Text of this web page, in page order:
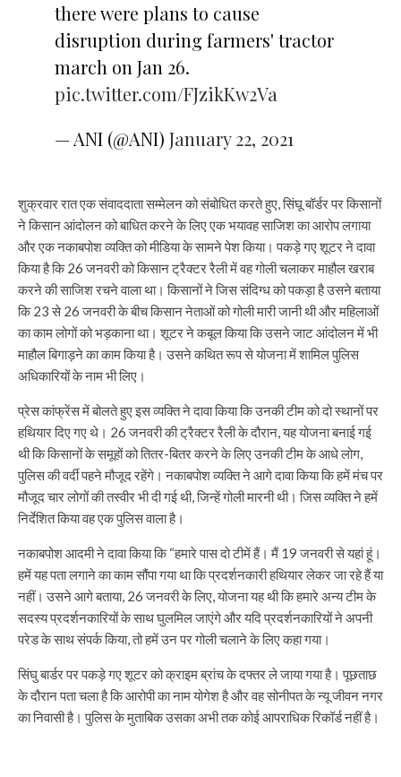
there were plans to cause
disruption during farmers' tractor
march on Jan 26.
pic.twitter.com/FJzikKw2Va
— ANI (@ANI) January 22, 2021
शुक्रवार रात एक संवाददाता सम्मेलन को संबोधित करते हुए, सिंघू बॉर्डर पर किसानों
ने किसान आंदोलन को बाधित करने के लिए एक भयावह साजिश का आरोप लगाया
और एक नकाबपोश व्यक्ति को मीडिया के सामने पेश किया। पकड़े गए शूटर ने दावा
किया है कि 26 जनवरी को किसान ट्रैक्टर रैली में वह गोली चलाकर माहौल खराब
करने की साजिश रचने वाला था। किसानों ने जिस संदिग्ध को पकड़ा है उसने बताया
कि 23 से 26 जनवरी के बीच किसान नेताओं को गोली मारी जानी थी और महिलाओं
का काम लोगों को भड़काना था। शूटर ने कबूल किया कि उसने जाट आंदोलन में भी
माहौल बिगाड़ने का काम किया है। उसने कथित रूप से योजना में शामिल पुलिस
अधिकारियों के नाम भी लिए।
प्रेस कांफ्रेंस में बोलते हुए इस व्यक्ति ने दावा किया कि उनकी टीम को दो स्थानों पर
हथियार दिए गए थे। 26 जनवरी की ट्रैक्टर रैली के दौरान, यह योजना बनाई गई
थी कि किसानों के समूहों को तितर-बितर करने के लिए उनकी टीम के आधे लोग,
पुलिस की वर्दी पहने मौजूद रहेंगे। नकाबपोश व्यक्ति ने आगे दावा किया कि हमें मंच पर
मौजूद चार लोगों की तस्वीर भी दी गई थी, जिन्हें गोली मारनी थी। जिस व्यक्ति ने हमें
निर्देशित किया वह एक पुलिस वाला है।
नकाबपोश आदमी ने दावा किया कि “हमारे पास दो टीमें हैं। मैं 19 जनवरी से यहां हूं।
हमें यह पता लगाने का काम सौंपा गया था कि प्रदर्शनकारी हथियार लेकर जा रहे हैं या
नहीं। उसने आगे बताया, 26 जनवरी के लिए, योजना यह थी कि हमारे अन्य टीम के
सदस्य प्रदर्शनकारियों के साथ घुलमिल जाएंगे और यदि प्रदर्शनकारियों ने अपनी
परेड के साथ संपर्क किया, तो हमें उन पर गोली चलाने के लिए कहा गया।
सिंघु बार्डर पर पकड़े गए शूटर को क्राइम ब्रांच के दफ्तर ले जाया गया है। पूछताछ
के दौरान पता चला है कि आरोपी का नाम योगेश है और वह सोनीपत के न्यू जीवन नगर
का निवासी है। पुलिस के मुताबिक उसका अभी तक कोई आपराधिक रिकॉर्ड नहीं है।